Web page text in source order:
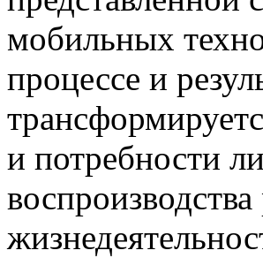
мобильных
процессе и
и потребности